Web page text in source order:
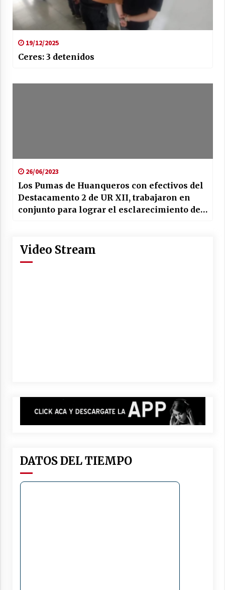
19/12/2025
Ceres: 3 detenidos
26/06/2023
Los Pumas de Huanqueros con efectivos del
Destacamento 2 de UR XII, trabajaron en
conjunto para lograr el esclarecimiento de
Video Stream
DATOS DEL TIEMPO